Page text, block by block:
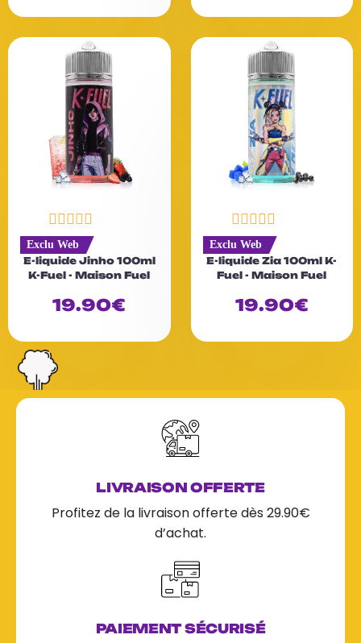
r
r
N
o
t
e
0
r
5
Exclu Web
E-liquide Jinho 100ml
K-Fuel - Maison Fuel
19.90€
N
o
t
e
0
r
Exclu Web
E-liquide Zia 100ml K-
Fuel - Maison Fuel
19.90€
LIVRAISON OFFERTE
Profitez de la livraison offerte dès 29.90€
d’achat.
PAIEMENT SÉCURISÉ